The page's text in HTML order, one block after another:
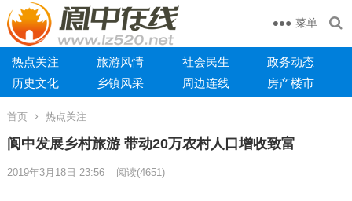
菜单
热点关注 旅游风情 社会民生
政务动态
历史文化
乡镇风采 周边连线 房产楼市
首页 热点关注
阆中发展乡村旅游 带动20万农村人口增收致富
2019年3月18日 23:56 阅读(4651)